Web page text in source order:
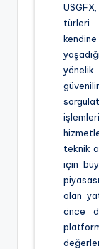
türleri
teknik
için
olan
önce